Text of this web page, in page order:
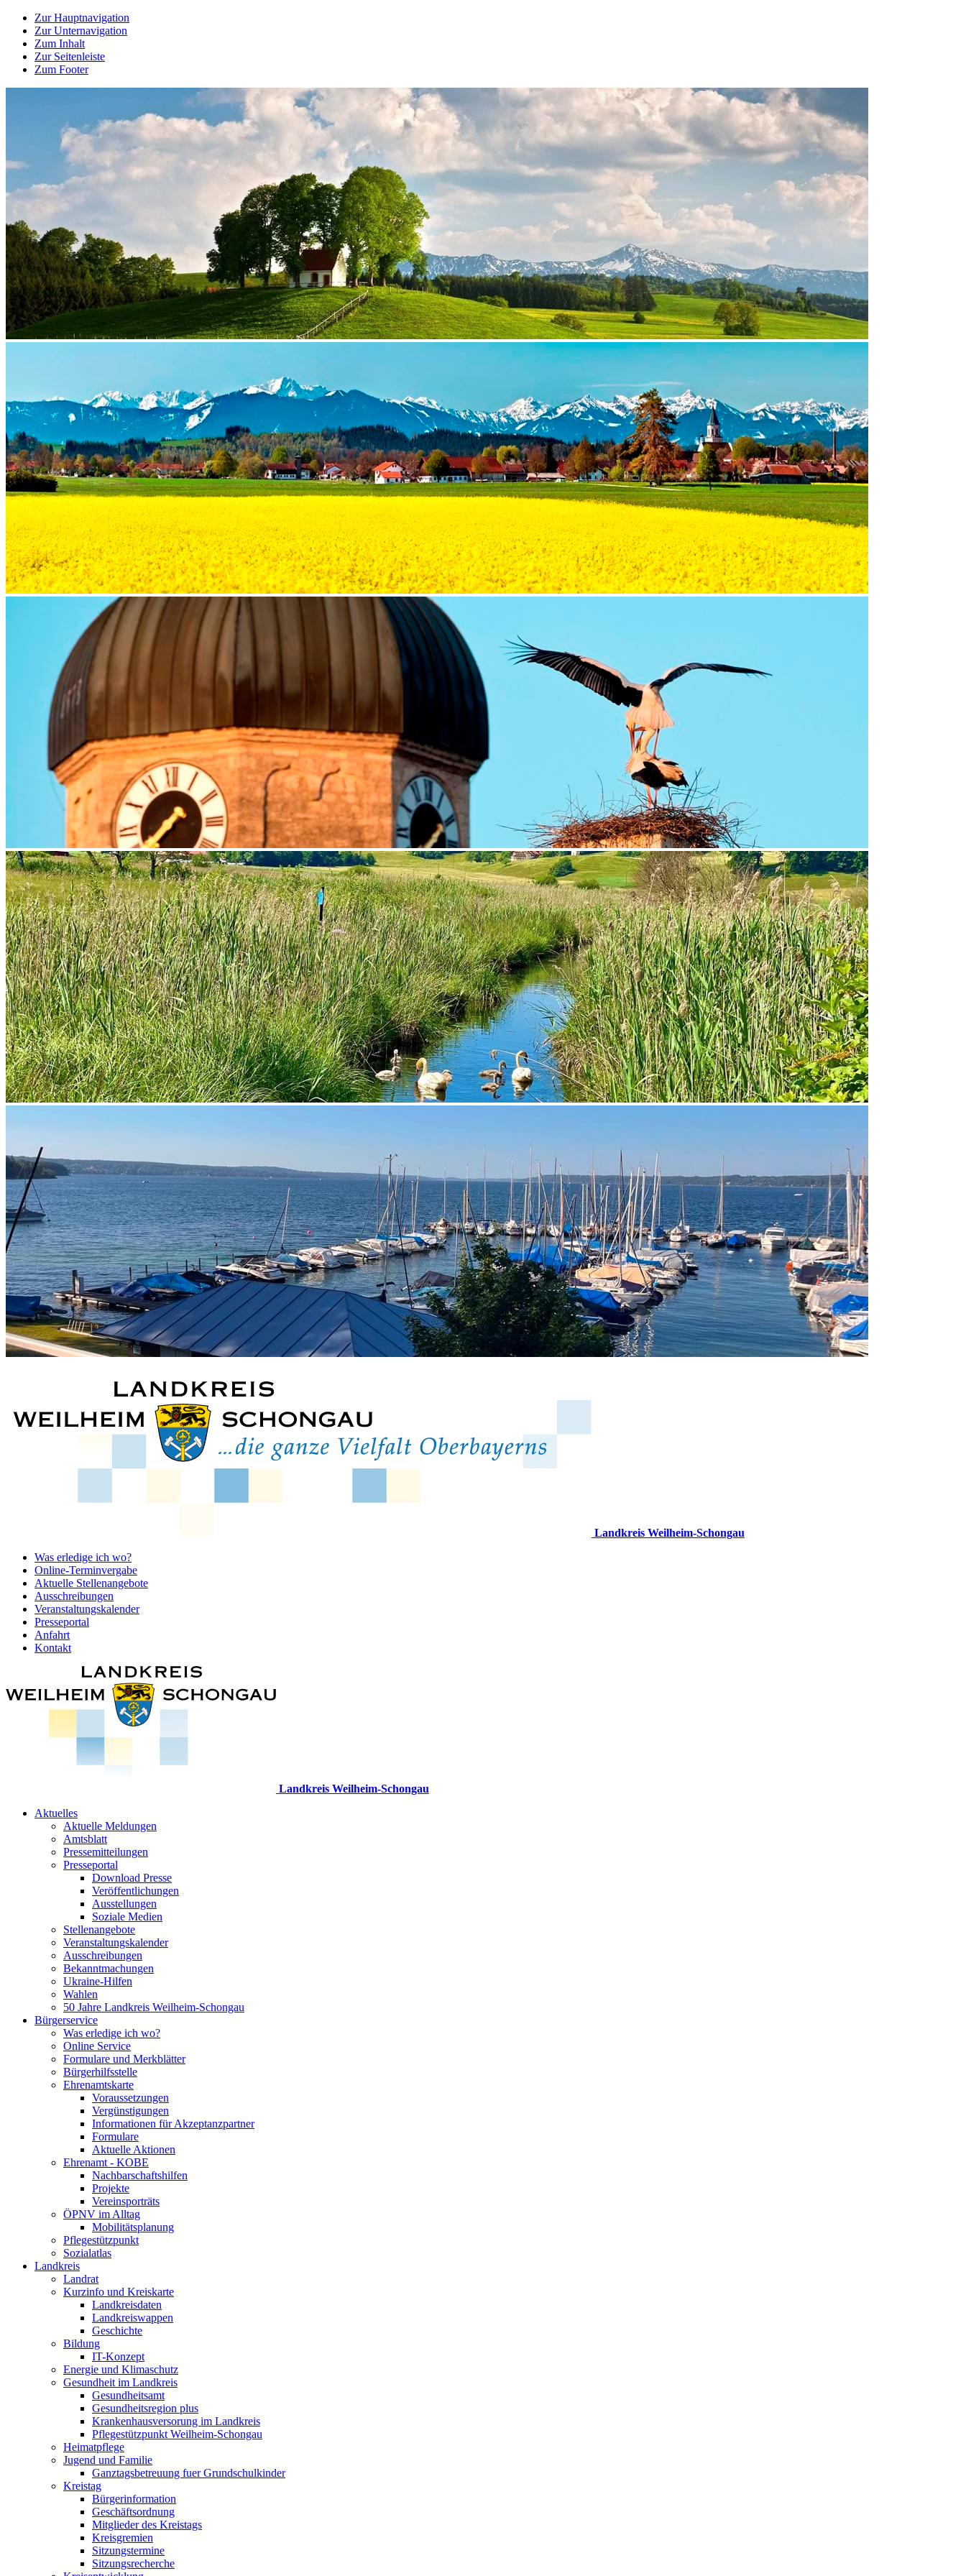
Zur Hauptnavigation
Zur Unternavigation
Zum Inhalt
Zur Seitenleiste
Zum Footer
Landkreis Weilheim-Schongau
Was erledige ich wo?
Online-Terminvergabe
Aktuelle Stellenangebote
Ausschreibungen
Veranstaltungskalender
Presseportal
Anfahrt
Kontakt
Landkreis Weilheim-Schongau
Aktuelles
Aktuelle Meldungen
Amtsblatt
Pressemitteilungen
Presseportal
Download Presse
Veröffentlichungen
Ausstellungen
Soziale Medien
Stellenangebote
Veranstaltungskalender
Ausschreibungen
Bekanntmachungen
Ukraine-Hilfen
Wahlen
50 Jahre Landkreis Weilheim-Schongau
Bürgerservice
Was erledige ich wo?
Online Service
Formulare und Merkblätter
Bürgerhilfsstelle
Ehrenamtskarte
Voraussetzungen
Vergünstigungen
Informationen für Akzeptanzpartner
Formulare
Aktuelle Aktionen
Ehrenamt - KOBE
Nachbarschaftshilfen
Projekte
Vereinsporträts
ÖPNV im Alltag
Mobilitätsplanung
Pflegestützpunkt
Sozialatlas
Landkreis
Landrat
Kurzinfo und Kreiskarte
Landkreisdaten
Landkreiswappen
Geschichte
Bildung
IT-Konzept
Energie und Klimaschutz
Gesundheit im Landkreis
Gesundheitsamt
Gesundheitsregion plus
Krankenhausversorung im Landkreis
Pflegestützpunkt Weilheim-Schongau
Heimatpflege
Jugend und Familie
Ganztagsbetreuung fuer Grundschulkinder
Kreistag
Bürgerinformation
Geschäftsordnung
Mitglieder des Kreistags
Kreisgremien
Sitzungstermine
Sitzungsrecherche